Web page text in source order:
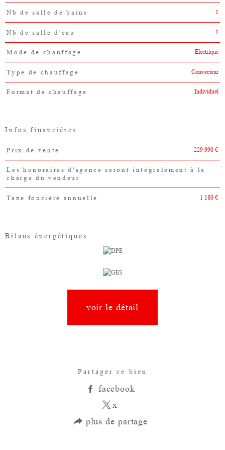
Nb de salle de bains 1
Nb de salle d'eau 1
Mode de chauffage Electrique
Type de chauffage Convecteur
Format de chauffage Individuel
Infos financières
Caractéristiques Valeurs
Prix de vente 229 990 €
Les honoraires d'agence seront intégralement à la
charge du vendeur
Taxe foncière annuelle 1 180 €
Bilans énergétiques
voir le détail
Partager ce bien
facebook
x
plus de partage